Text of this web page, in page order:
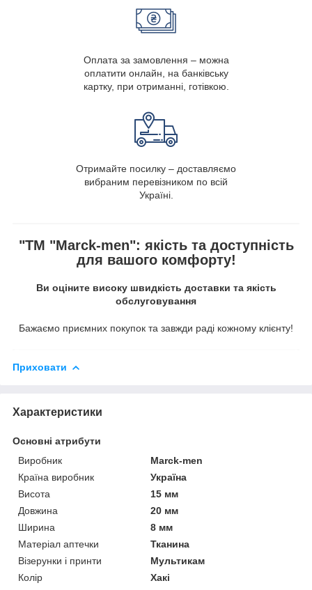
Оплата за замовлення – можна
оплатити онлайн, на банківську
картку, при отриманні, готівкою.
Отримайте посилку – доставляємо
вибраним перевізником по всій
Україні.
"ТМ "Marck-men": якість та доступність
для вашого комфорту!
Ви оціните високу швидкість доставки та якість
обслуговування
Бажаємо приємних покупок та завжди раді кожному клієнту!
Приховати
Характеристики
Основні атрибути
Виробник
Marck-men
Країна виробник
Україна
Висота
15 мм
Довжина
20 мм
Ширина
8 мм
Матеріал аптечки
Тканина
Візерунки і принти
Мультикам
Колір
Хакі